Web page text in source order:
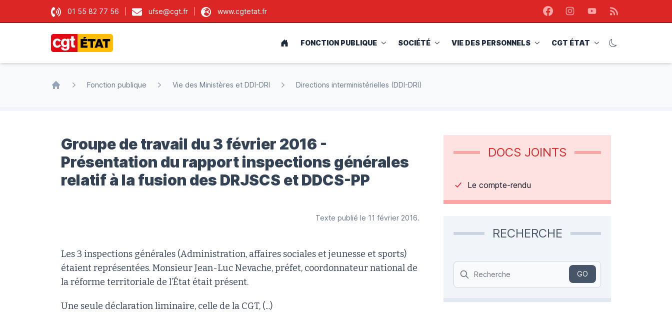
01 55 82 77 56 ufse@cgt.fr www.cgtetat.fr FacebookInstagramYoutube
RSS
ACCUEILFONCTION PUBLIQUE SOCIÉTÉ VIE DES PERSONNELS CGT ÉTAT
Fonction publique Vie des Ministères et DDI-DRI Directions interministérielles (DDI-DRI)
Groupe de travail du 3 février 2016 -
Présentation du rapport inspections générales
relatif à la fusion des DRJSCS et DDCS-PP
Texte publié le 11 février 2016.
Les 3 inspections générales (Administration, affaires sociales et jeunesse et sports)
étaient représentées. Monsieur Jean-Luc Nevache, préfet, coordonnateur national de
la réforme territoriale de l’État était présent.
Une seule déclaration liminaire, celle de la CGT, (...)
DOCS JOINTS
Le compte-rendu
RECHERCHE
Search
GO